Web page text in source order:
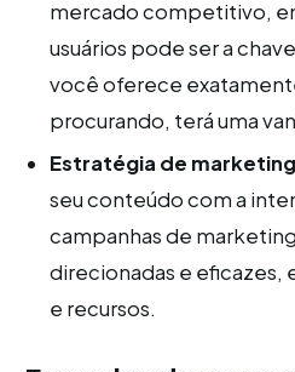
mercado competitivo,
usuários pode ser a
você oferece
procurando, terá uma
Estratégia de
seu conteúdo com a
campanhas de
direcionadas e
e recursos.